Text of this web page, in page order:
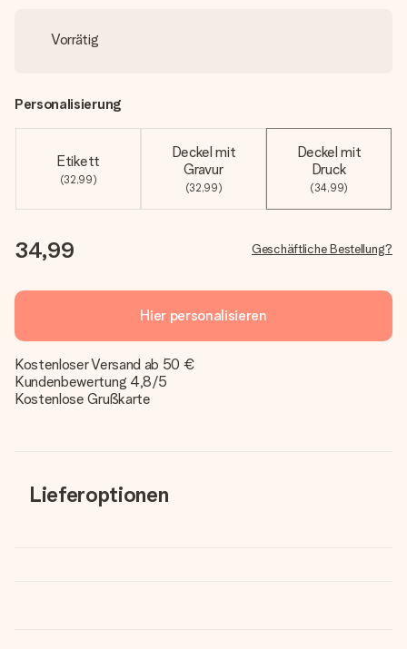
Vorrätig
Personalisierung
Etikett
(32,99)
Deckel mit
Gravur
(32,99)
Deckel mit
Druck
(34,99)
34,99 Geschäftliche Bestellung?
Hier personalisieren
Kostenloser Versand ab 50 €
Kundenbewertung 4,8/5
Kostenlose Grußkarte
Lieferoptionen